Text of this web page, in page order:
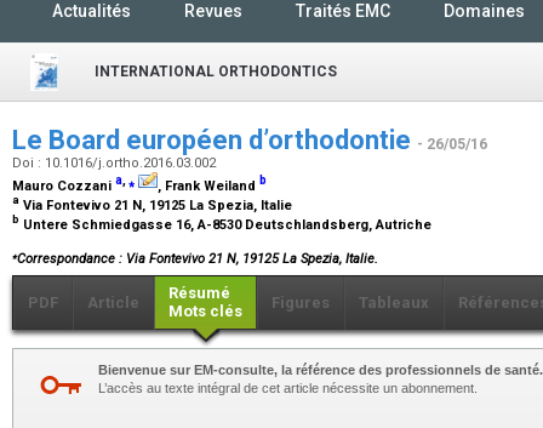
Actualités Revues Traités EMC Domaines
INTERNATIONAL ORTHODONTICS
Le Board européen d’orthodontie - 26/05/16
Doi : 10.1016/j.ortho.2016.03.002
Mauro Cozzani a,⁎ , Frank Weiland b
a Via Fontevivo 21 N, 19125 La Spezia, Italie
b Untere Schmiedgasse 16, A-8530 Deutschlandsberg, Autriche
⁎Correspondance : Via Fontevivo 21 N, 19125 La Spezia, Italie.
PDF Article
Résumé
Mots clés
Figures Tableaux
Bienvenue sur EM-consulte, la référence des professionnels de santé.
L’accès au texte intégral de cet article nécessite un abonnement.